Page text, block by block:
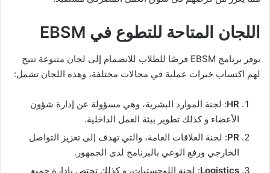
اللجان المتاحة للتطوع في EBSM
يوفر برنامج EBSM فرصًا للطلاب للانضمام إلى لجان متنوعة تتيح
لهم اكتساب خبرات عملية في مجالات مختلفة، وهذه اللجان تشمل:
HR: لجنة الموارد البشرية، وهي مسؤولة عن إدارة شؤون
الأعضاء و كذلك تطوير بيئة العمل الداخلية.
PR: لجنة العلاقات العامة، والتي تهدف إلى تعزيز التواصل
الخارجي ورفع الوعي بالبرنامج لدى الجمهور.
Logistics: لجنة اللوجستيات، و كذلك تختص بإدارة جميع